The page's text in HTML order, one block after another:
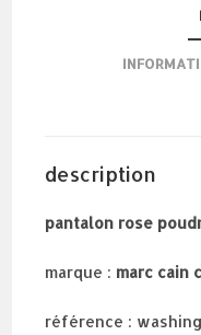
description
pantalon rose
marque : marc cain
référence :